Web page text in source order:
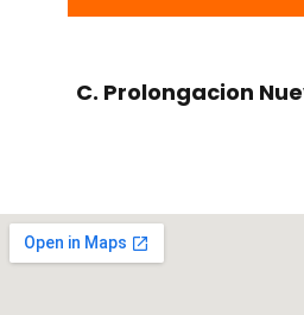
C. Prolongacion